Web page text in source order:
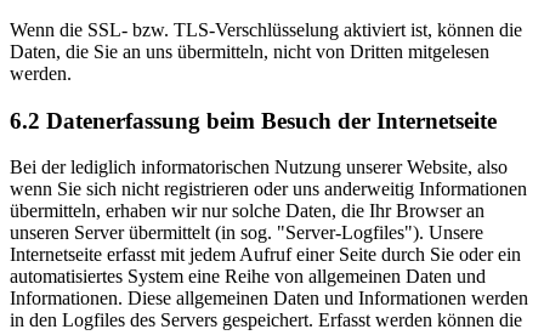
Wenn die SSL- bzw. TLS-Verschlüsselung aktiviert ist, können die
Daten, die Sie an uns übermitteln, nicht von Dritten mitgelesen
werden.
6.2 Datenerfassung beim Besuch der Internetseite
Bei der lediglich informatorischen Nutzung unserer Website, also
wenn Sie sich nicht registrieren oder uns anderweitig Informationen
übermitteln, erhaben wir nur solche Daten, die Ihr Browser an
unseren Server übermittelt (in sog. "Server-Logfiles"). Unsere
Internetseite erfasst mit jedem Aufruf einer Seite durch Sie oder ein
automatisiertes System eine Reihe von allgemeinen Daten und
Informationen. Diese allgemeinen Daten und Informationen werden
in den Logfiles des Servers gespeichert. Erfasst werden können die